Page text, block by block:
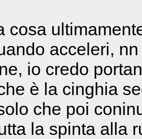
cosa
acceleri,
io credo
è la cinghia
che poi
la spinta alla